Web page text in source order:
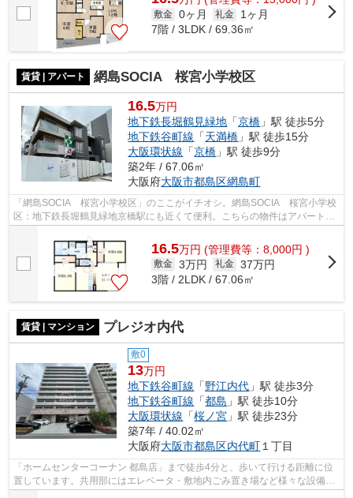
敷金 0ヶ月 礼金
1ヶ月
7階 / 3LDK / 69.36㎡
賃貸 | アパート 網島SOCIA 桜宮小学校区
16.5万円
地下鉄長堀鶴見緑地 「京橋 」駅 徒歩5分
地下鉄谷町線 「天満橋 」駅 徒歩15分
大阪環状線 「京橋 」駅 徒歩9分
築2年 / 67.06㎡
大阪府大阪市都島区網島町
「網島SOCIA 桜宮小学校区」のここがイチオシ。網島SOCIA 桜宮小学校
区：地下鉄長堀鶴見緑地京橋駅にも近くて便利。こちらの物件はアパートで
16.5万円 (管理費等：8,000円 )
敷金 3万円 礼金 37万円
3階 / 2LDK / 67.06㎡
賃貸 | マンション プレジオ内代
敷0
13万円
地下鉄谷町線 「野江内代 」駅 徒歩3分
地下鉄谷町線 「都島 」駅 徒歩10分
大阪環状線 「桜ノ宮 」駅 徒歩23分
築7年 / 40.02㎡
大阪府大阪市都島区内代町 １丁目
「ホームセンターコーナン 都島店」まで徒歩4分と、歩いて行ける距離に位
置しています。共用部にはエレベータ・敷地内ごみ置き場など様々な設備や